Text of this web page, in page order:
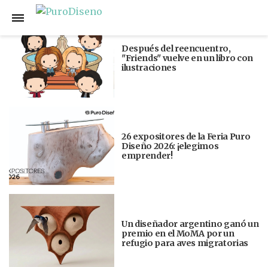
Anterior
Después del reencuentro,
"Friends" vuelve en un libro con
ilustraciones
26 expositores de la Feria Puro
Diseño 2026: ¡elegimos
emprender!
Un diseñador argentino ganó un
premio en el MoMA por un
refugio para aves migratorias
Siguiente